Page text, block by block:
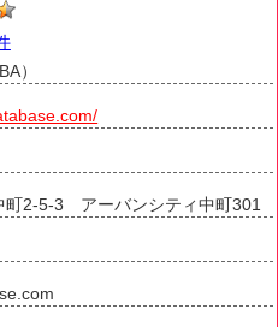
）
町2-5-3 アーバンシティ中町301